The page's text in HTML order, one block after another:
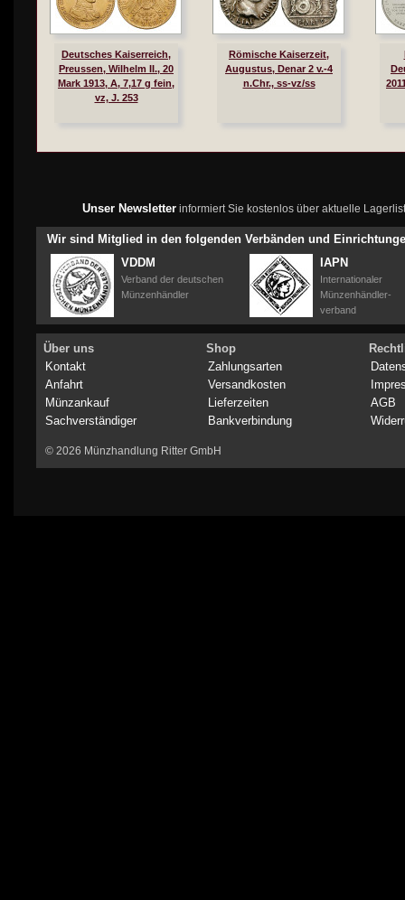
Deutsches Kaiserreich,
Preussen, Wilhelm II., 20
Mark 1913, A, 7,17 g fein,
vz, J. 253
Römische Kaiserzeit,
Augustus, Denar 2 v.-4
n.Chr., ss-vz/ss
Unser Newsletterinformiert Sie kostenlos über aktuelle
Wir sind Mitglied in den folgenden Verbänden und
VDDM
Verband der deutschen
Münzenhändler
IAPN
Internationaler
Münzenhändler-
verband
Über uns
Kontakt
Anfahrt
Münzankauf
Sachverständiger
Shop
Zahlungsarten
Versandkosten
Lieferzeiten
Bankverbindung
AGB
© 2026 Münzhandlung Ritter GmbH